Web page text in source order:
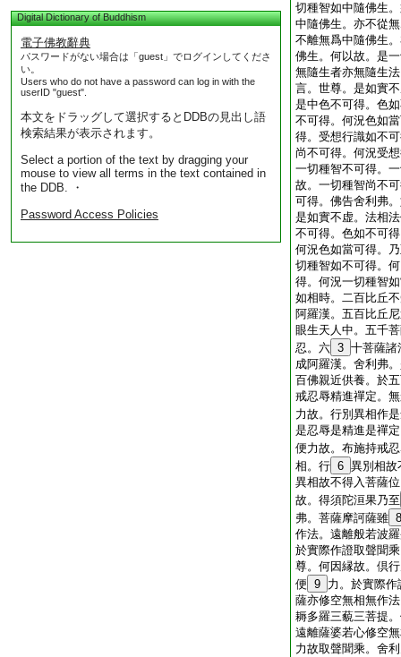
Digital Dictionary of Buddhism
電子佛教辭典
パスワードがない場合は「guest」でログインしてくださ
い。
Users who do not have a password can log in with the
userID "guest".
本文をドラッグして選択するとDDBの見出し語
検索結果が表示されます。
Select a portion of the text by dragging your
mouse to view all terms in the text contained in
the DDB. ・
Password Access Policies
切種智如中隨佛生
中隨佛生。亦不從
不離無爲中隨佛生
佛生。何以故。是
無隨生者亦無隨生
言。世尊。是如實
是中色不可得。色
不可得。何況色如
得。受想行識如不
尚不可得。何況受
一切種智不可得。
故。一切種智尚不
可得。佛告舍利弗
是如實不虚。法相
不可得。色如不可
何況色如當可得。
切種智如不可得。
得。何況一切種智
如相時。二百比丘
阿羅漢。五百比丘
眼生天人中。五千
忍。六 3 十菩薩諸
成阿羅漢。舍利弗
百佛親近供養。於
戒忍辱精進禪定。
力故。行別異相作
是忍辱是精進是禪
便力故。布施持戒
相。行 6 異別相故
異相故不得入菩薩
故。得須陀洹果乃至
弗。菩薩摩訶薩雖 8
作法。遠離般若波
於實際作證取聲聞
尊。何因縁故。倶
便 9 力。於實際
薩亦修空無相無作
耨多羅三藐三菩提
遠離薩婆若心修空
力故取聲聞乘。舍